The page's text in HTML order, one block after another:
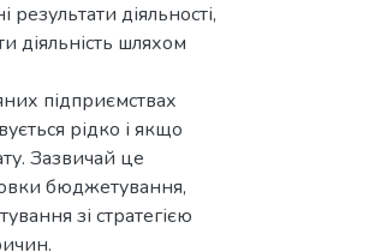
діяльності,
діяльність шляхом
підприємствах
рідко і якщо
Зазвичай це
бюджетування,
зі стратегією